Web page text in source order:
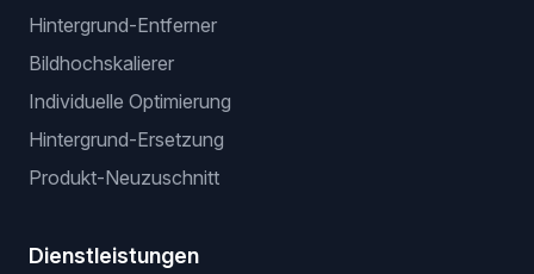
Hintergrund-Entferner
Bildhochskalierer
Individuelle Optimierung
Hintergrund-Ersetzung
Produkt-Neuzuschnitt
Dienstleistungen